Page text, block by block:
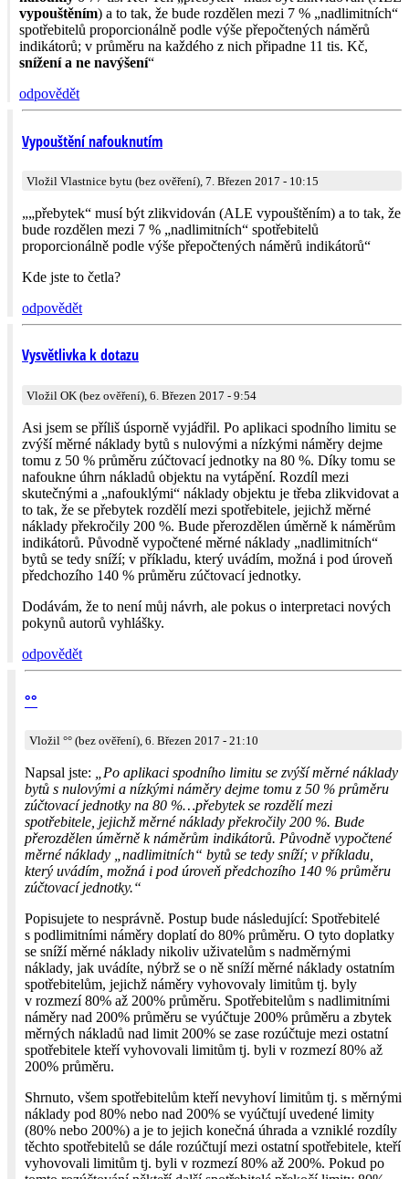
vypouštěním) a to tak, že bude rozdělen mezi 7 % „nadlimitních“
spotřebitelů proporcionálně podle výše přepočtených náměrů
indikátorů; v průměru na každého z nich připadne 11 tis. Kč,
snížení a ne navýšení“
odpovědět
Vypouštění nafouknutím
Vložil Vlastnice bytu (bez ověření), 7. Březen 2017 - 10:15
„„přebytek“ musí být zlikvidován (ALE vypouštěním) a to tak, že
bude rozdělen mezi 7 % „nadlimitních“ spotřebitelů
proporcionálně podle výše přepočtených náměrů indikátorů“
Kde jste to četla?
odpovědět
Vysvětlivka k dotazu
Vložil OK (bez ověření), 6. Březen 2017 - 9:54
Asi jsem se příliš úsporně vyjádřil. Po aplikaci spodního limitu se
zvýší měrné náklady bytů s nulovými a nízkými náměry dejme
tomu z 50 % průměru zúčtovací jednotky na 80 %. Díky tomu se
nafoukne úhrn nákladů objektu na vytápění. Rozdíl mezi
skutečnými a „nafouklými“ náklady objektu je třeba zlikvidovat a
to tak, že se přebytek rozdělí mezi spotřebitele, jejichž měrné
náklady překročily 200 %. Bude přerozdělen úměrně k náměrům
indikátorů. Původně vypočtené měrné náklady „nadlimitních“
bytů se tedy sníží; v příkladu, který uvádím, možná i pod úroveň
předchozího 140 % průměru zúčtovací jednotky.
Dodávám, že to není můj návrh, ale pokus o interpretaci nových
pokynů autorů vyhlášky.
odpovědět
°°
Vložil °° (bez ověření), 6. Březen 2017 - 21:10
Napsal jste:
„Po aplikaci spodního limitu se zvýší měrné náklady
bytů s nulovými a nízkými náměry dejme tomu z 50 % průměru
zúčtovací jednotky na 80 %…přebytek se rozdělí mezi
spotřebitele, jejichž měrné náklady překročily 200 %. Bude
přerozdělen úměrně k náměrům indikátorů. Původně vypočtené
měrné náklady „nadlimitních“ bytů se tedy sníží; v příkladu,
který uvádím, možná i pod úroveň předchozího 140 % průměru
zúčtovací jednotky.“
Popisujete to nesprávně. Postup bude následující: Spotřebitelé
s podlimitními náměry doplatí do 80% průměru. O tyto doplatky
se sníží měrné náklady nikoliv uživatelům s nadměrnými
náklady, jak uvádíte, nýbrž se o ně sníží měrné náklady ostatním
spotřebitelům, jejichž náměry vyhovovaly limitům tj. byly
v rozmezí 80% až 200% průměru. Spotřebitelům s nadlimitními
náměry nad 200% průměru se vyúčtuje 200% průměru a zbytek
měrných nákladů nad limit 200% se zase rozúčtuje mezi ostatní
spotřebitele kteří vyhovovali limitům tj. byli v rozmezí 80% až
200% průměru.
Shrnuto, všem spotřebitelům kteří nevyhoví limitům tj. s měrnými
náklady pod 80% nebo nad 200% se vyúčtují uvedené limity
(80% nebo 200%) a je to jejich konečná úhrada a vzniklé rozdíly
těchto spotřebitelů se dále rozúčtují mezi ostatní spotřebitele, kteří
vyhovovali limitům tj. byli v rozmezí 80% až 200%. Pokud po